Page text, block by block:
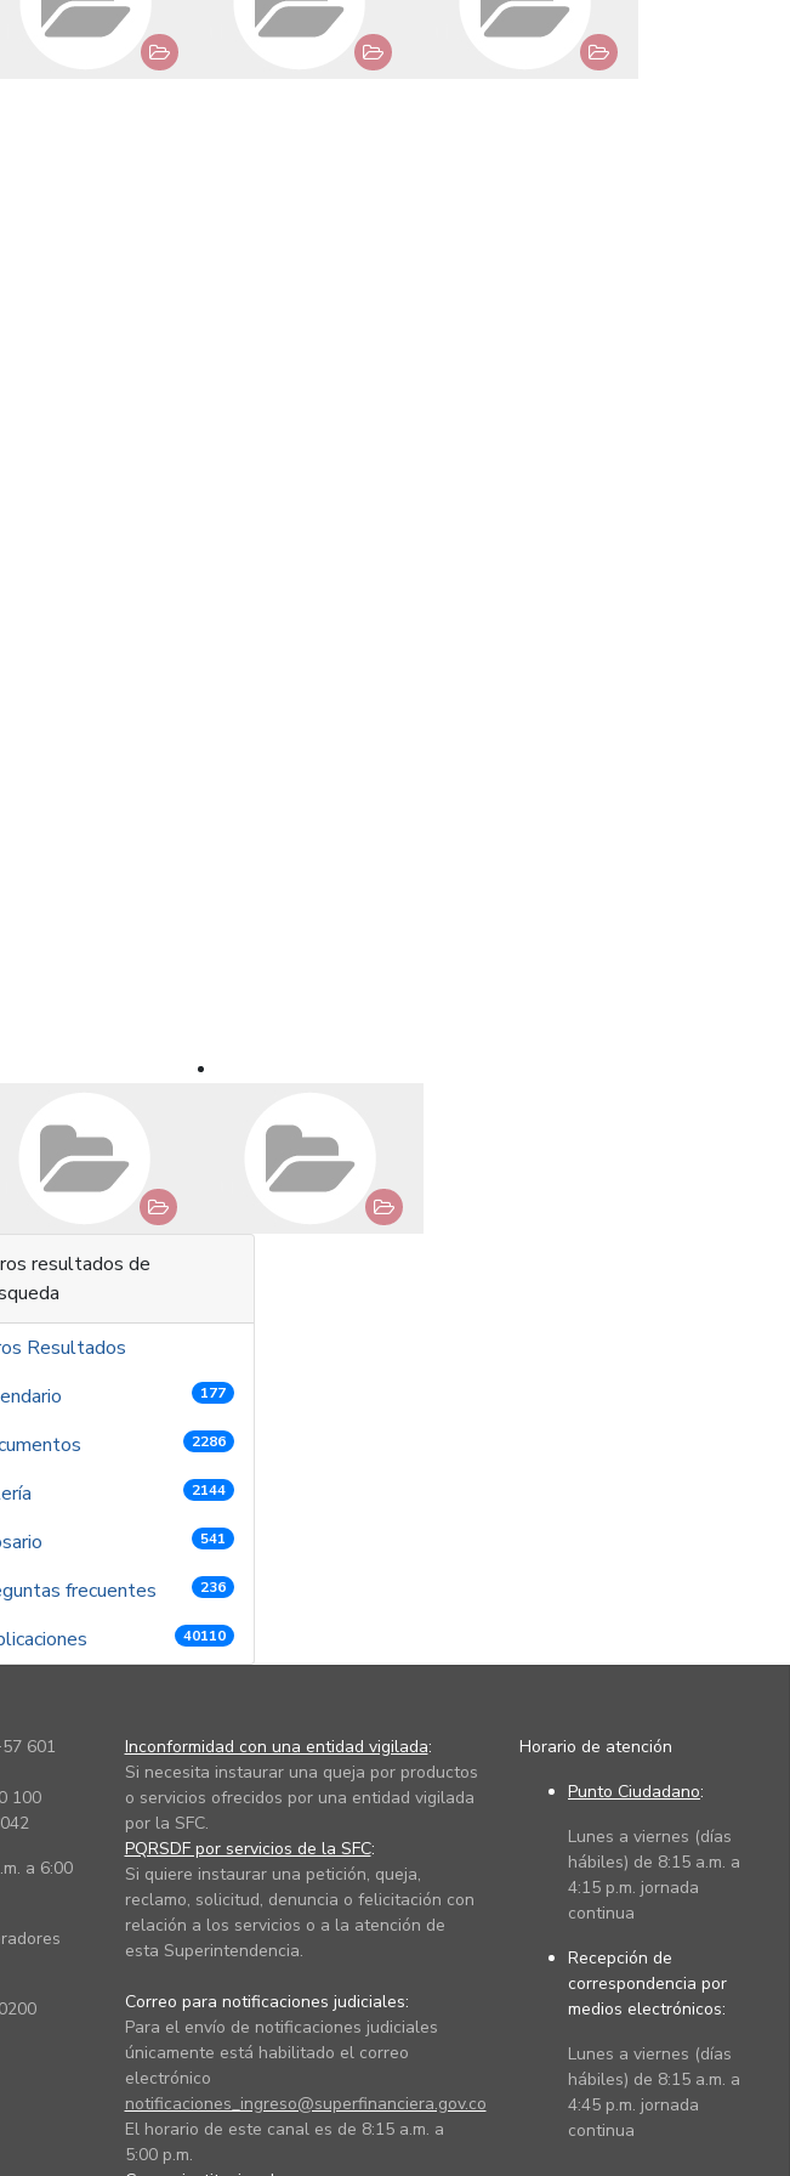
resultados de
Resultados
177
2286
2144
541
frecuentes 236
40110
601
100
a 6:00
Inconformidad con una entidad vigilada:
Si necesita instaurar una queja por productos
o servicios ofrecidos por una entidad vigilada
por la SFC.
PQRSDF por servicios de la SFC:
Si quiere instaurar una petición, queja,
reclamo, solicitud, denuncia o felicitación con
relación a los servicios o a la atención de
esta Superintendencia.
Correo para notificaciones judiciales:
Para el envío de notificaciones judiciales
únicamente está habilitado el correo
electrónico
notificaciones_ingreso@superfinanciera.gov.co
El horario de este canal es de 8:15 a.m. a
5:00 p.m.
Horario de atención
Punto Ciudadano:
Lunes a viernes (días
hábiles) de 8:15 a.m. a
4:15 p.m. jornada
continua
Recepción de
correspondencia por
medios electrónicos:
Lunes a viernes (días
hábiles) de 8:15 a.m. a
4:45 p.m. jornada
continua